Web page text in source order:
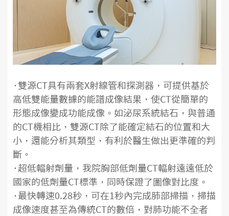
·雙源CT具有兩套X射線管和探測器，可提供基於
高低雙能量數據的能譜成像結果，使CT從簡單的
形態成像變成功能成像。如泌尿系統結石，與普通
的CT機相比，雙源CT除了能確定結石的位置和大
小，還能分析其類型，有利於醫生做出更準確的判
斷。
·超低輻射劑量，我院胸部低劑量CT輻射遠遠低於
國家的低劑量CT標準，同時保證了圖像對比度。
·最快轉速0.28秒，可在1秒內完成肺部掃描，掃描
成像速度甚至為傳統CT的數倍，對肺功能不全者